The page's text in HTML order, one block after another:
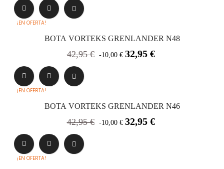
¡EN OFERTA!
BOTA VORTEKS GRENLANDER N48
Precio
42,95 € -10,00 €
Precio
32,95 €
¡EN OFERTA!
BOTA VORTEKS GRENLANDER N46
Precio
42,95 € -10,00 €
Precio
32,95 €
¡EN OFERTA!